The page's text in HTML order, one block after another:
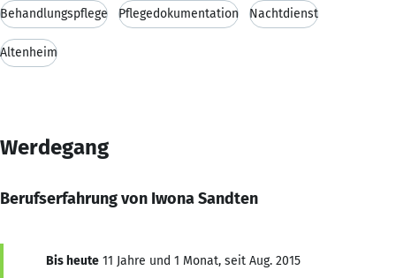
Behandlungspflege Pflegedokumentation Nachtdienst
Altenheim
Werdegang
Berufserfahrung von Iwona Sandten
Bis heute 11 Jahre und 1 Monat, seit Aug. 2015